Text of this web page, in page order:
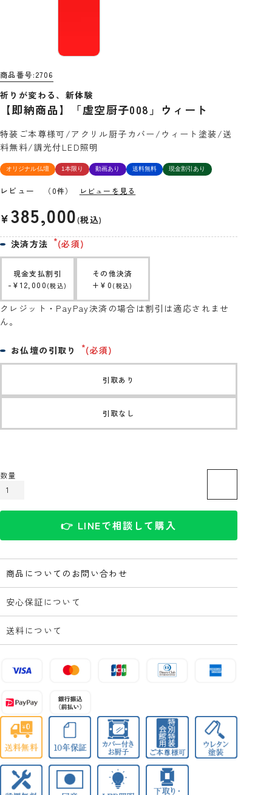
商品番号 2706
祈りが変わる、新体験
【即納商品】「虚空厨子008」ウィート
特装ご本尊様可/アクリル厨子カバー/ウィート塗装/送
料無料/調光付LED照明
オリジナル仏壇 1本限り 動画あり 送料無料 現金割引あり
レビュー （0件） レビューを見る
¥ 385,000 税込
お仏壇の引取り (必須)
引取あり
引取なし
決済方法 (必須)
現金支払割引
- ¥ 12,000 税込
その他決済
+ ¥ 0 税込
クレジット・PayPay決済の場合は割引は適応されませ
ん。
👉 LINEで相談して購入
商品についてのお問い合わせ
安心保証について
送料について